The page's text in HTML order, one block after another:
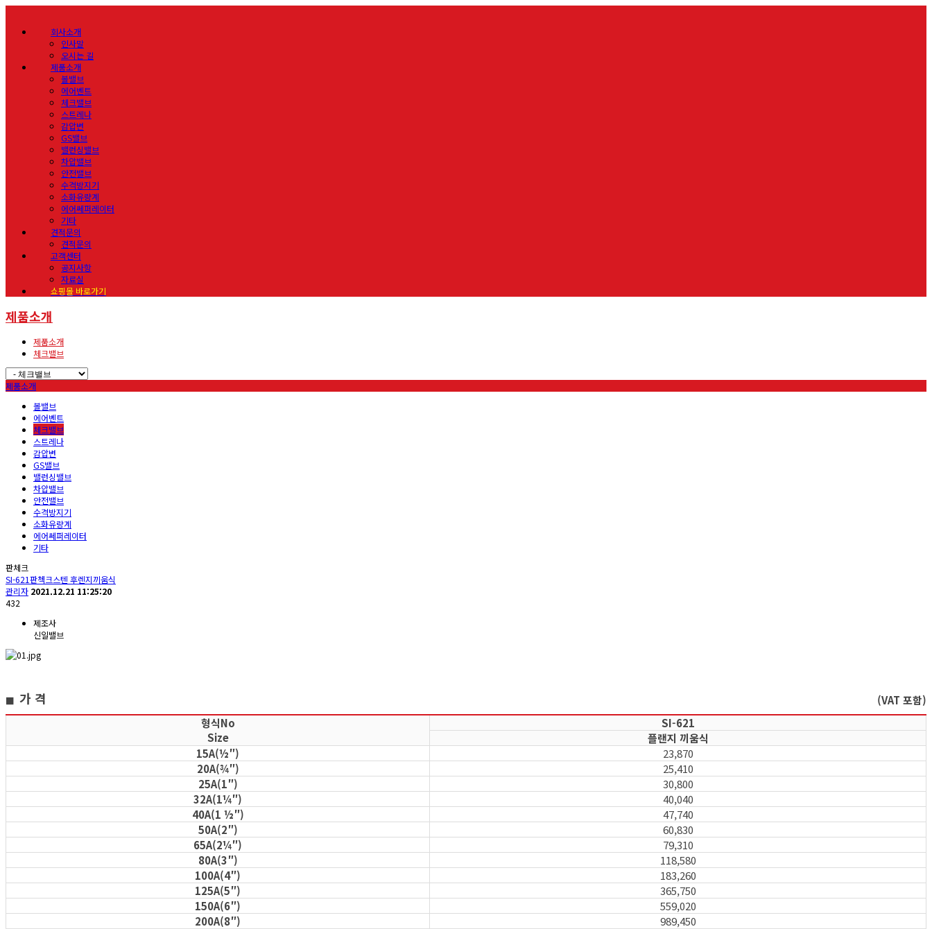
회사소개
인사말
오시는 길
제품소개
볼밸브
에어벤트
체크밸브
스트레나
감압변
GS밸브
밸런싱밸브
차압밸브
안전밸브
수격방지기
소화유량계
에어쎄퍼레이터
기타
견적문의
견적문의
고객센터
공지사항
자료실
쇼핑몰 바로가기
제품소개
제품소개
체크밸브
제품소개
볼밸브
에어벤트
체크밸브
스트레나
감압변
GS밸브
밸런싱밸브
차압밸브
안전밸브
수격방지기
소화유량계
에어쎄퍼레이터
기타
판체크
SI-621판첵크스텐 후렌지끼움식
관리자 2021.12.21 11:25:20
432
제조사
신일밸브
■ 가 격
(VAT 포함)
형식No
Size
SI-621
플랜지 끼움식
15A(½″)
23,870
20A(¾″)
25,410
25A(1″)
30,800
32A(1¼″)
40,040
40A(1 ½″)
47,740
50A(2″)
60,830
65A(2¼″)
79,310
80A(3″)
118,580
100A(4″)
183,260
125A(5″)
365,750
150A(6″)
559,020
200A(8″)
989,450